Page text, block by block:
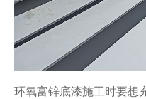
环氧富锌底漆施工时要想